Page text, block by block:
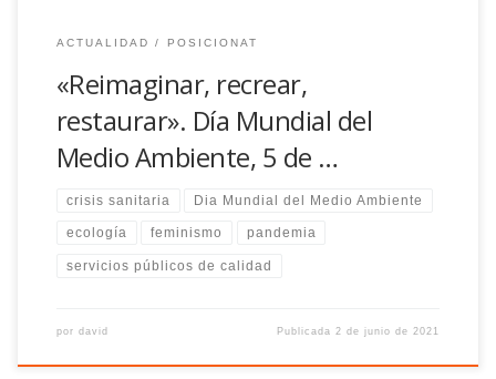
ACTUALIDAD POSICIONAT
«Reimaginar, recrear,
restaurar». Día Mundial del
Medio Ambiente, 5 de …
crisis sanitaria Dia Mundial del Medio Ambiente
ecología feminismo pandemia
servicios públicos de calidad
por david Publicada 2 de junio de 2021